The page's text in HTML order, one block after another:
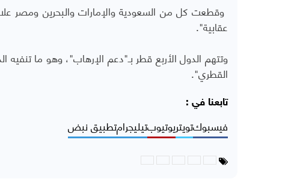
عقابية".
وتتهم الدول الأربع قطر بـ"دعم الإرهاب"، وهو ما
القطري".
تابعنا في :
فيسبوكتويتريوتيوبتيليجرامتطبيق نبض